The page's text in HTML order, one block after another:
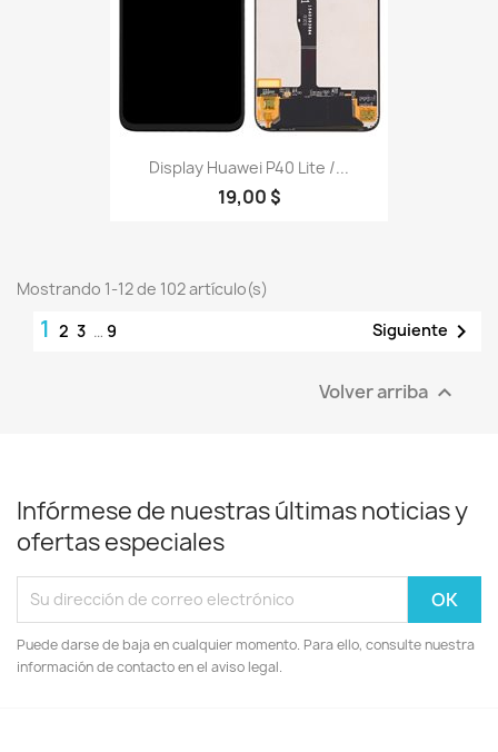
Display Huawei P40 Lite /...
19,00 $
Mostrando 1-12 de 102 artículo(s)
1 2 3 … 9 Siguiente 
Volver arriba 
Infórmese de nuestras últimas noticias y
ofertas especiales
Puede darse de baja en cualquier momento. Para ello, consulte nuestra
información de contacto en el aviso legal.